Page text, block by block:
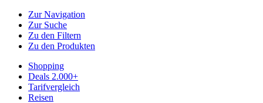
Zur Navigation
Zur Suche
Zu den Filtern
Zu den Produkten
Shopping
Deals 2.000+
Tarifvergleich
Reisen